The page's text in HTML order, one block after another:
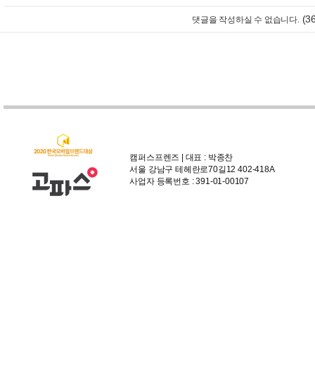
댓글을 작성하실 수 없습니다.
캠퍼스프렌즈 | 대표 : 박종찬
서울 강남구 테헤란로70길12 402-418A
사업자 등록번호 : 391-01-00107